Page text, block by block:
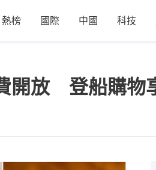
熱榜 國際 中國 科技
開放 登船購物